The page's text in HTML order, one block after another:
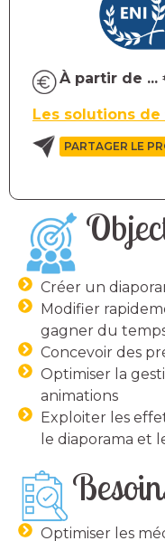
Créer un
Modifier
gagner du
Concevoir des
Optimiser la
animations
Exploiter les
le diaporama et
Optimiser les
À partir de ...
Les solutions
PARTAGER LE